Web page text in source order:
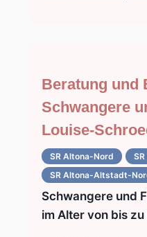
Beratung und
Schwangere
Louise-
SR Altona-Nord
SR Altona-Altstadt-
Schwangere und
im Alter von bis